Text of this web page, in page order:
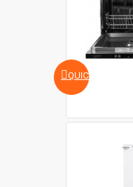
QUICKVIEW